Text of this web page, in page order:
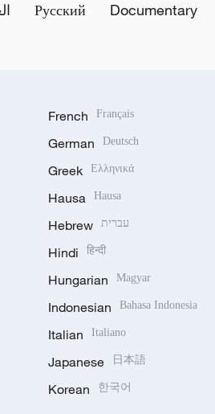
Русский Documentary
French Français
German Deutsch
Greek Ελληνικά
Hausa Hausa
Hebrew עברית
Hindi हिन्दी
Hungarian Magyar
Indonesian Bahasa Indonesia
Italian Italiano
Japanese 日本語
Korean 한국어